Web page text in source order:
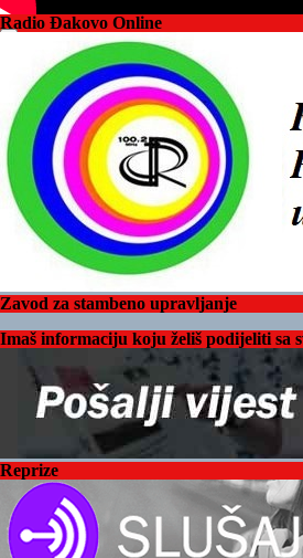
01:22
Radio Đakovo Online
Zavod za stambeno upravljanje
Imaš informaciju koju želiš podijeliti sa
Reprize